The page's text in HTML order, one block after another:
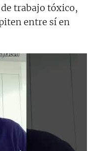
trabajo tóxico,
entre sí en